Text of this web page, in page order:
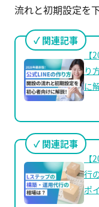
流れと初期設定を
関連記事
り
に
関連記事
行
ポ